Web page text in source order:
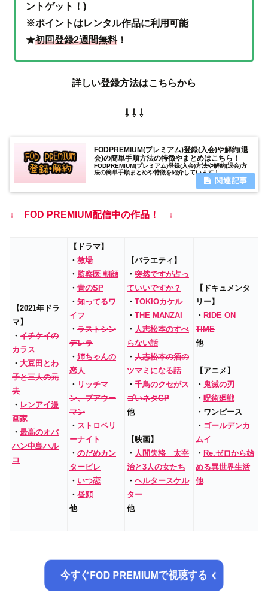
ントゲット！)
※ポイントはレンタル作品に利用可能
★初回登録2週間無料！
詳しい登録方法はこちらから
⇩ ⇩ ⇩
FODPREMIUM(プレミアム)登録(入会)や解約(退
会)の簡単手順方法の特徴やまとめはこちら！
FODPREMIUM(プレミアム)登録(入会)方法や解約(退会)方
法の簡単手順まとめや特徴を紹介しています！
↓ FOD PREMIUM配信中の作品！ ↓
【2021年ドラ
マ】
・ イチケイの
カラス
・ 大豆田とわ
子と三人の元
夫
・ レンアイ漫
画家
・ 最高のオバ
ハン中島ハル
コ
【ドラマ】
・ 教場
・ 監察医 朝顔
・ 青のSP
・ 知ってるワ
イフ
・ ラストシン
デレラ
・ 姉ちゃんの
恋人
・ リッチマ
ン、プアウー
マン
・ ストロベリ
ーナイト
・ のだめカン
タービレ
・ いつ恋
・ 昼顔
他
【バラエティ】
・ 突然ですが占っ
ていいですか？
・ TOKIOカケル
・ THE MANZAI
・ 人志松本のすべ
らない話
・ 人志松本の酒の
ツマミになる話
・ 千鳥のクセがス
ゴいネタGP
他
【映画】
・ 人間失格 太宰
治と3人の女たち
・ ヘルタースケル
ター
他
【ドキュメンタ
リー】
・ RIDE ON
TIME
他
【アニメ】
・ 鬼滅の刃
・ 呪術廻戦
・ワンピース
・ ゴールデンカ
ムイ
・ Re.ゼロから始
める異世界生活
他
今すぐFOD PREMIUMで視聴する